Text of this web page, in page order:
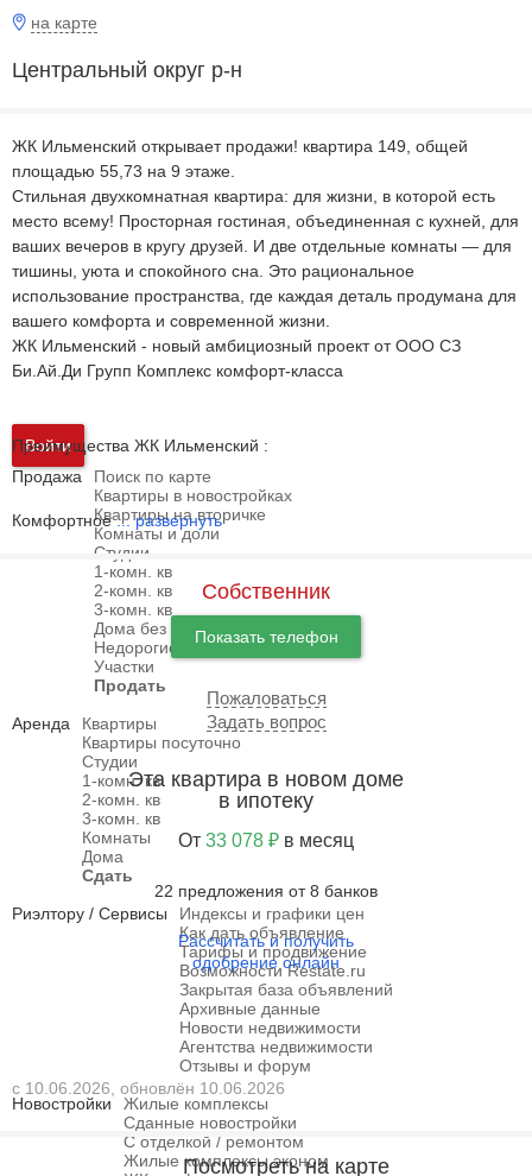
Войти
Продажа
Поиск по карте
Квартиры в новостройках
Квартиры на вторичке
Комнаты и доли
Студии
1-комн. кв
2-комн. кв
3-комн. кв
Дома без посредников
Недорогие дома
Участки
Продать
Аренда
Квартиры
Квартиры посуточно
Студии
1-комн. кв
2-комн. кв
3-комн. кв
Комнаты
Дома
Сдать
Риэлтору / Сервисы
Индексы и графики цен
Как дать объявление
Тарифы и продвижение
Возможности Restate.ru
Закрытая база объявлений
Архивные данные
Новости недвижимости
Агентства недвижимости
Отзывы и форум
Новостройки
Жилые комплексы
Сданные новостройки
С отделкой / ремонтом
Жилые комплексы эконом
на карте
Центральный округ р-н
ЖК Ильменский открывает продажи! квартира 149, общей
площадью 55,73 на 9 этаже.
Стильная двухкомнатная квартира: для жизни, в которой есть
место всему! Просторная гостиная, объединенная с кухней, для
ваших вечеров в кругу друзей. И две отдельные комнаты — для
тишины, уюта и спокойного сна. Это рациональное
использование пространства, где каждая деталь продумана для
вашего комфорта и современной жизни.
ЖК Ильменский - новый амбициозный проект от ООО СЗ
Би.Ай.Ди Групп Комплекс комфорт-класса
Преимущества ЖК Ильменский :
Комфортное ...развернуть
Собственник
Показать телефон
Пожаловаться
Задать вопрос
Эта квартира в новом доме
в ипотеку
От 33 078 ₽ в месяц
22 предложения от 8 банков
Рассчитать и получить
одобрение онлайн
с 10.06.2026, обновлён 10.06.2026
Посмотреть на карте